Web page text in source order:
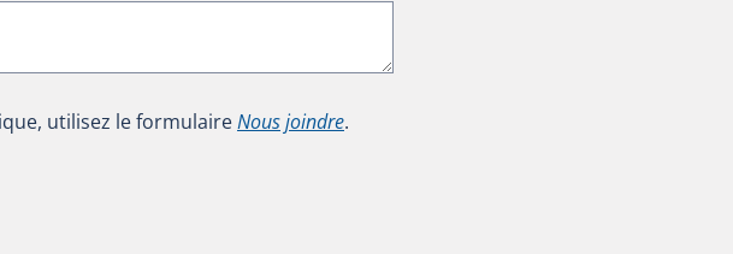
utilisez le formulaireNous joindre.